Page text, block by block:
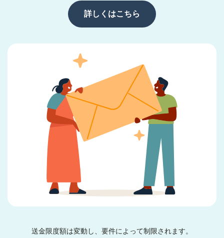
詳しくはこちら
送金限度額は変動し、要件によって制限されます。